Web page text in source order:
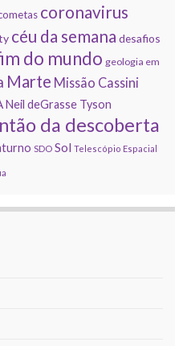
coronavirus
céu da semana desafios
do mundo geologia em
Marte Missão Cassini
Neil deGrasse Tyson
da descoberta
SDO Sol Telescópio Espacial